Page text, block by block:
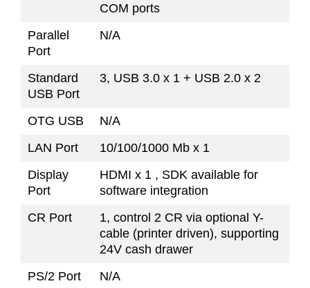
COM ports
Parallel
Port
N/A
Standard
USB Port
3, USB 3.0 x 1 + USB 2.0 x 2
OTG USB
N/A
LAN Port
10/100/1000 Mb x 1
Display
Port
HDMI x 1 , SDK available for
software integration
CR Port
1, control 2 CR via optional Y-
cable (printer driven), supporting
24V cash drawer
PS/2 Port
N/A